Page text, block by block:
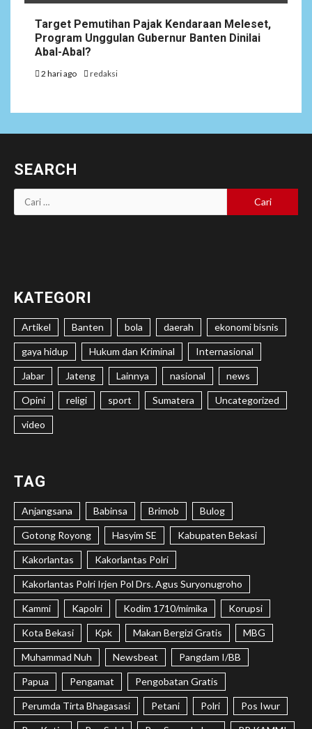
Target Pemutihan Pajak Kendaraan Meleset,
Program Unggulan Gubernur Banten Dinilai
Abal-Abal?
2 hari ago redaksi
SEARCH
Cari
untuk:
KATEGORI
Artikel Banten bola daerah ekonomi bisnis
gaya hidup Hukum dan Kriminal Internasional
Jabar Jateng Lainnya nasional news
Opini religi sport Sumatera Uncategorized
video
TAG
Anjangsana Babinsa Brimob Bulog
Gotong Royong Hasyim SE Kabupaten Bekasi
Kakorlantas Kakorlantas Polri
Kakorlantas Polri Irjen Pol Drs. Agus Suryonugroho
Kammi Kapolri Kodim 1710/mimika Korupsi
Kota Bekasi Kpk Makan Bergizi Gratis MBG
Muhammad Nuh Newsbeat Pangdam I/BB
Papua Pengamat Pengobatan Gratis
Perumda Tirta Bhagasasi Petani Polri Pos Iwur